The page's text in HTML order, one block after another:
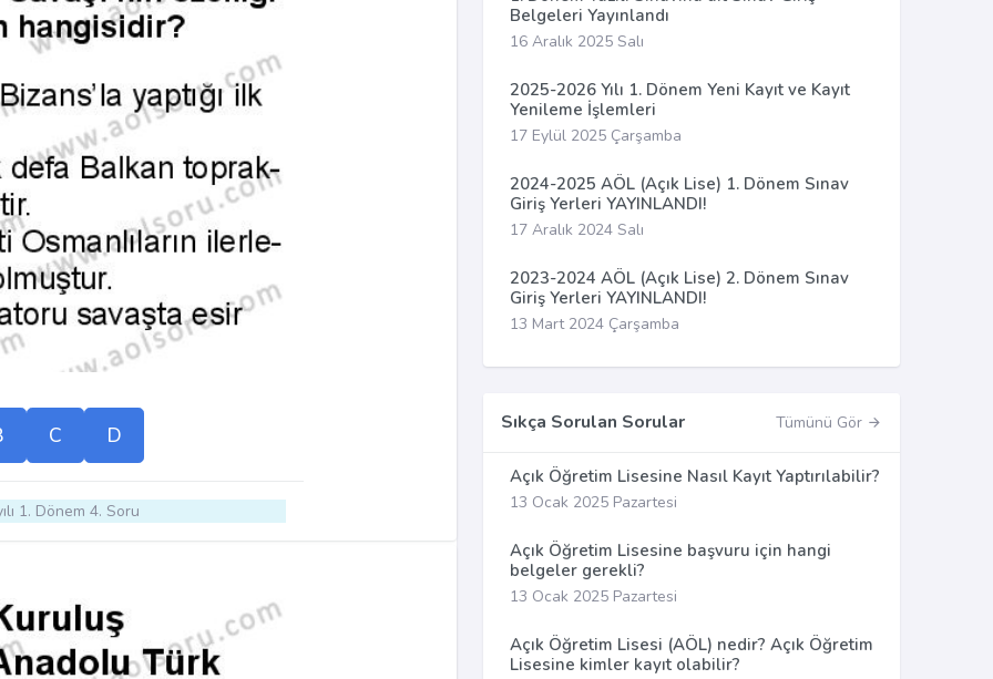
C D
1. Dönem 4. Soru
Belgeleri Yayınlandı
16 Aralık 2025 Salı
2025-2026 Yılı 1. Dönem Yeni Kayıt ve Kayıt
Yenileme İşlemleri
17 Eylül 2025 Çarşamba
2024-2025 AÖL (Açık Lise) 1. Dönem Sınav
Giriş Yerleri YAYINLANDI!
17 Aralık 2024 Salı
2023-2024 AÖL (Açık Lise) 2. Dönem Sınav
Giriş Yerleri YAYINLANDI!
13 Mart 2024 Çarşamba
Sıkça Sorulan Sorular Tümünü Gör
Açık Öğretim Lisesine Nasıl Kayıt Yaptırılabilir?
13 Ocak 2025 Pazartesi
Açık Öğretim Lisesine başvuru için hangi
belgeler gerekli?
13 Ocak 2025 Pazartesi
Açık Öğretim Lisesi (AÖL) nedir? Açık Öğretim
Lisesine kimler kayıt olabilir?